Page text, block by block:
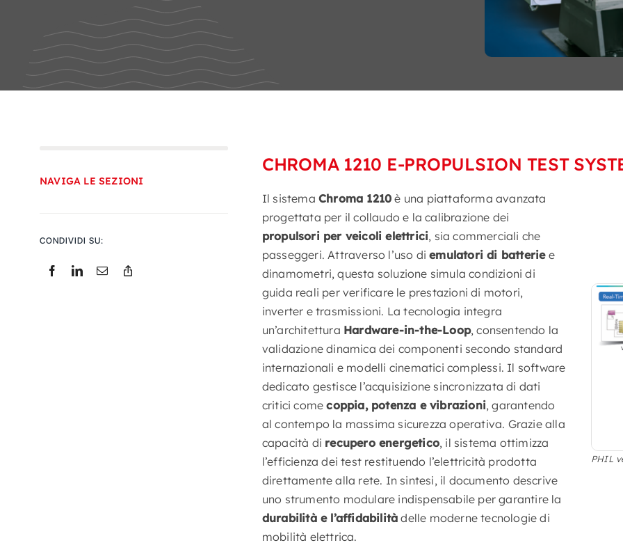
NAVIGA LE SEZIONI
CONDIVIDI SU:
CHROMA 1210 E-PROPULSION TEST
Il sistema Chroma 1210 è una piattaforma avanzata
progettata per il collaudo e la calibrazione dei
propulsori per veicoli elettrici, sia commerciali che
passeggeri. Attraverso l’uso diemulatori di batteriee
dinamometri, questa soluzione simula condizioni di
guida reali per verificare le prestazioni di motori,
inverter e trasmissioni. La tecnologia integra
un’architettura Hardware-in-the-Loop, consentendo la
validazione dinamica dei componenti secondo standard
internazionali e modelli cinematici complessi. Il software
dedicato gestisce l’acquisizione sincronizzata di dati
critici comecoppia, potenza e vibrazioni, garantendo
al contempo la massima sicurezza operativa. Grazie alla
capacità di recupero energetico, il sistema ottimizza
l’efficienza dei test restituendo l’elettricità prodotta
direttamente alla rete. In sintesi, il documento descrive
uno strumento modulare indispensabile per garantire la
durabilità e l’affidabilità delle moderne tecnologie di
mobilità elettrica.
PHIL